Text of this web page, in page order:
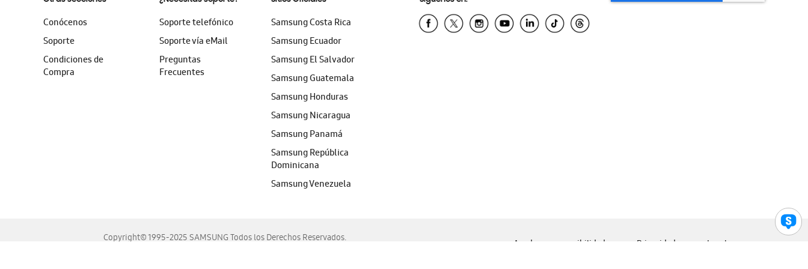
Conócenos
Soporte
Condiciones de
Compra
Soporte telefónico
Soporte vía eMail
Preguntas
Frecuentes
Samsung Costa Rica
Samsung Ecuador
Samsung El Salvador
Samsung Guatemala
Samsung Honduras
Samsung Nicaragua
Samsung Panamá
Samsung República
Dominicana
Samsung Venezuela
Copyright© 1995-2025 SAMSUNG Todos los Derechos Reservados.
Ayuda para accesibilidad Privacidad Legal